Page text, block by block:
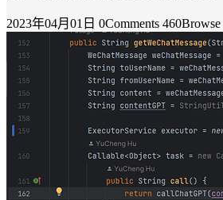
2023年04月01日 0Comments 460Browse